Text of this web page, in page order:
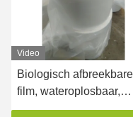
Video
Biologisch afbreekbare
film, wateroplosbaar,
chemisch bestand